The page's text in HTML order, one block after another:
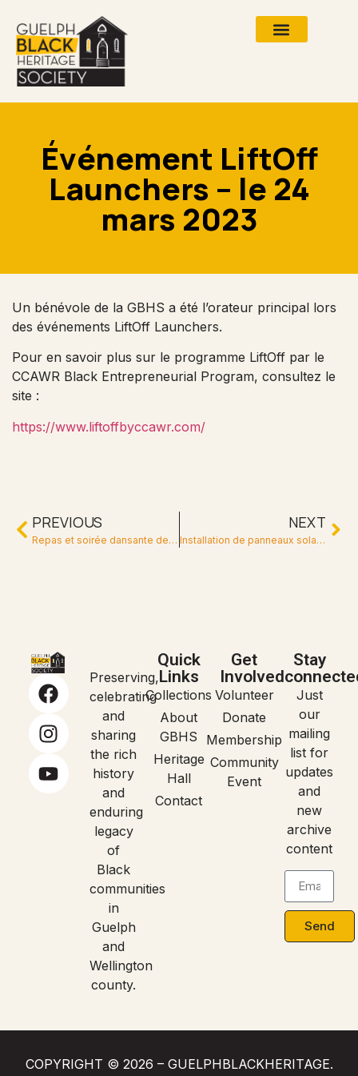
Événement LiftOff
Launchers – le 24
mars 2023
Un bénévole de la GBHS a été l’orateur principal lors
des événements LiftOff Launchers.
Pour en savoir plus sur le programme LiftOff par le
CCAWR Black Entrepreneurial Program, consultez le
site :
https://www.liftoffbyccawr.com/
PREVIOUS
Repas et soirée dansante de Noël caribéen – le 7 décembre 2019
NEXT
Installation de panneaux solaires – juillet et août 2023
Preserving,
celebrating
and
sharing
the rich
history
and
enduring
legacy
of
Black
communities
in
Guelph
and
Wellington
county.
Quick
Links
Collections
About
GBHS
Heritage
Hall
Contact
Get
Involved
Volunteer
Donate
Membership
Community
Event
Stay
Just
our
mailing
list for
updates
and
new
archive
content
Send
COPYRIGHT © 2026 – GUELPHBLACKHERITAGE.